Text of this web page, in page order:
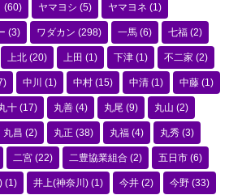
(60) ヤマヨシ (5) ヤマヨネ (1)
(3) ワダカン (298) 一馬 (6) 七福 (2)
上北 (20) 上田 (1) 下津 (1) 不二家 (2)
中川 (1) 中村 (15) 中清 (1) 中藤 (1)
十 (17) 丸善 (4) 丸尾 (9) 丸山 (2)
丸昌 (2) 丸正 (38) 丸福 (4) 丸秀 (3)
二宮 (22) 二豊協業組合 (2) 五日市 (6)
(1) 井上(神奈川) (1) 今井 (2) 今野 (33)